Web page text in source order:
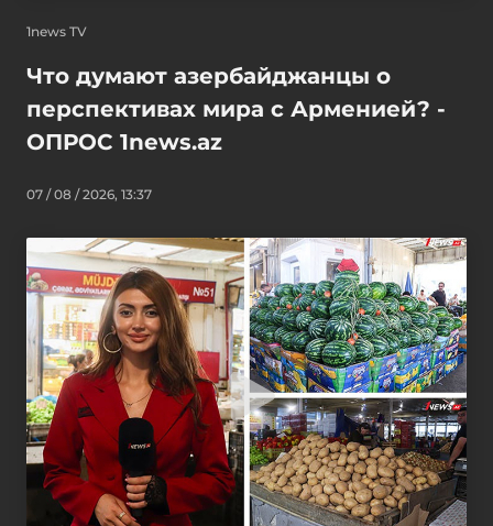
1news TV
Что думают азербайджанцы о
перспективах мира с Арменией? -
ОПРОС 1news.az
07 / 08 / 2026, 13:37